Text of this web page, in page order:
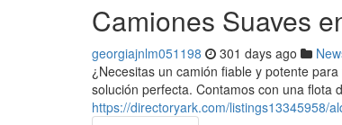
Camiones Suaves
georgiajnlm051198 301 days ago
¿Necesitas un camión fiable y potente
solución perfecta. Contamos con una flota
https://directoryark.com/listings13345958/